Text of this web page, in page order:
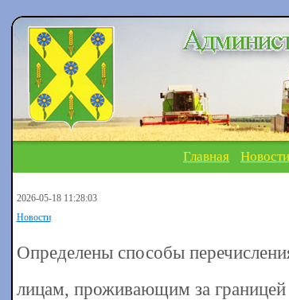
Главная Новости
2026-05-18 11:28:03
Новости
Определены способы
лицам, проживающим за границей